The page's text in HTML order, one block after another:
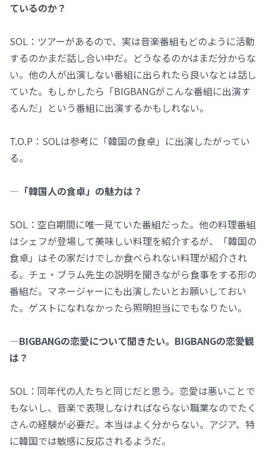
ているのか？
SOL：ツアーがあるので、実は音楽番組もどのように活動
するのかまだ話し合い中だ。どうなるのかはまだ分からな
い。他の人が出演しない番組に出られたら良いなとは話し
ていた。もしかしたら「BIGBANGがこんな番組に出演す
るんだ」という番組に出演するかもしれない。
T.O.P：SOLは参考に「韓国の食卓」に出演したがってい
る。
―「韓国人の食卓」の魅力は？
SOL：空白期間に唯一見ていた番組だった。他の料理番組
はシェフが登場して美味しい料理を紹介するが、「韓国の
食卓」はその家だけでしか食べられない料理が紹介され
る。チェ・ブラム先生の説明を聞きながら食事をする形の
番組だ。マネージャーにも出演したいとお願いしておい
た。ゲストになれなかったら照明担当にでもなりたい。
―BIGBANGの恋愛について聞きたい。BIGBANGの恋愛観
は？
SOL：同年代の人たちと同じだと思う。恋愛は悪いことで
もないし、音楽で表現しなければならない職業なのでたく
さんの経験が必要だ。本当はよく分からない。アジア、特
に韓国では敏感に反応されるようだ。